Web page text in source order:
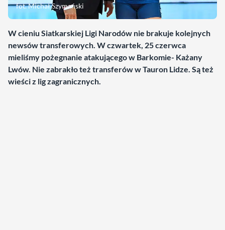
fot. Michał Szymański
W cieniu Siatkarskiej Ligi Narodów nie brakuje kolejnych
newsów transferowych. W czwartek, 25 czerwca
mieliśmy pożegnanie atakującego w Barkomie- Każany
Lwów. Nie zabrakło też transferów w Tauron Lidze. Są też
wieści z lig zagranicznych.